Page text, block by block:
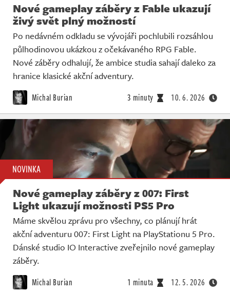
Nové gameplay záběry z Fable ukazují
živý svět plný možností
Po nedávném odkladu se vývojáři pochlubili rozsáhlou
půlhodinovou ukázkou z očekávaného RPG Fable.
Nové záběry odhalují, že ambice studia sahají daleko za
hranice klasické akční adventury.
Michal Burian 3 minuty 10. 6. 2026
NOVINKA
Nové gameplay záběry z 007: First
Light ukazují možnosti PS5 Pro
Máme skvělou zprávu pro všechny, co plánují hrát
akční adventuru 007: First Light na PlayStationu 5 Pro.
Dánské studio IO Interactive zveřejnilo nové gameplay
záběry.
Michal Burian 1 minuta 12. 5. 2026